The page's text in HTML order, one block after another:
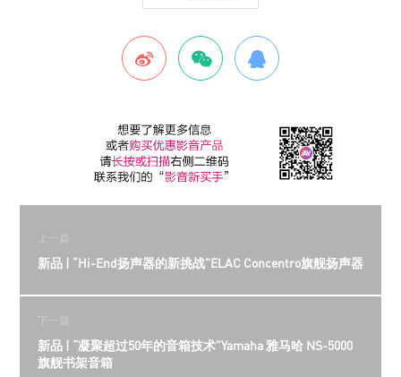
上一篇
新品 | “Hi-End扬声器的新挑战”ELAC Concentro旗舰扬声器
下一篇
新品 | “凝聚超过50年的音箱技术”Yamaha 雅马哈 NS-5000
旗舰书架音箱